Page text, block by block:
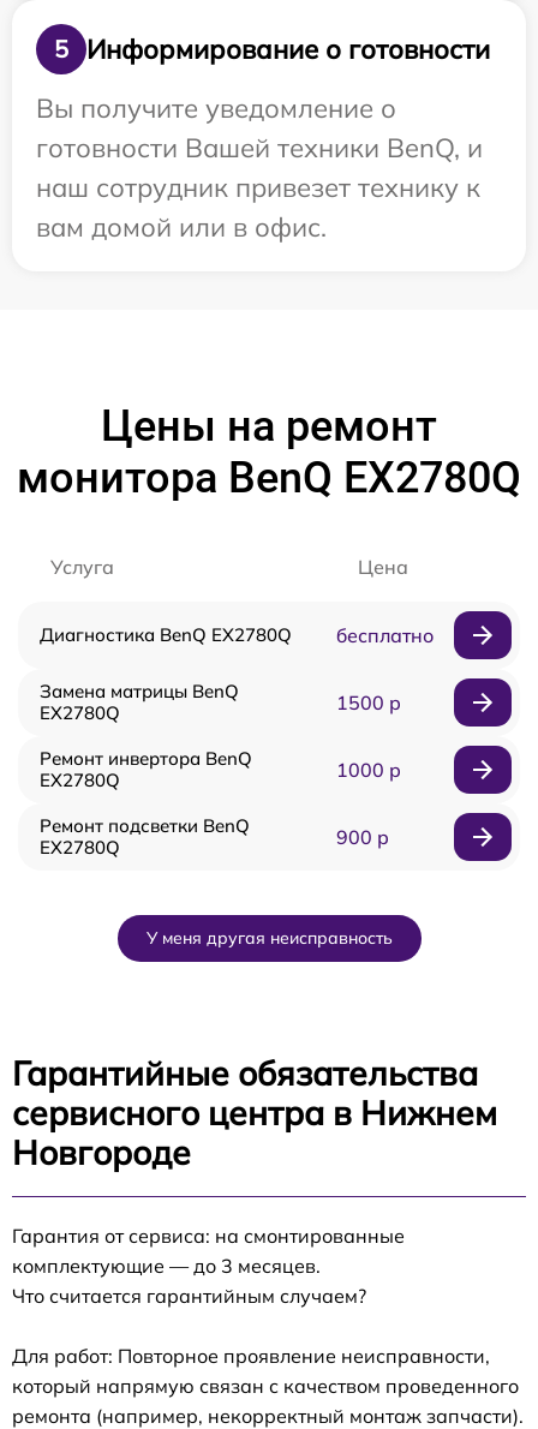
5
Информирование о готовности
Вы получите уведомление о
готовности Вашей техники BenQ, и
наш сотрудник привезет технику к
вам домой или в офис.
Цены на ремонт
монитора BenQ EX2780Q
Услуга Цена
Диагностика BenQ EX2780Q бесплатно
Замена матрицы BenQ
EX2780Q
1500 р
Ремонт инвертора BenQ
EX2780Q
1000 р
Ремонт подсветки BenQ
EX2780Q
900 р
У меня другая неисправность
Гарантийные обязательства
сервисного центра в Нижнем
Новгороде
Гарантия от сервиса: на смонтированные
комплектующие — до 3 месяцев.
Что считается гарантийным случаем?
Для работ: Повторное проявление неисправности,
который напрямую связан с качеством проведенного
ремонта (например, некорректный монтаж запчасти).